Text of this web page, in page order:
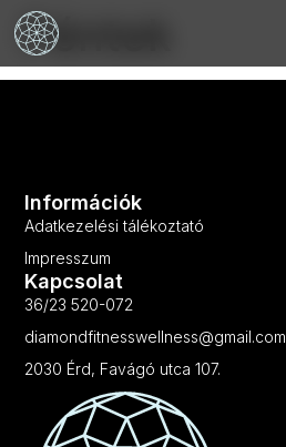
Péntek
Információk
Adatkezelési tálékoztató
Impresszum
Kapcsolat
36/23 520-072
diamondfitnesswellness@gmail.com
2030 Érd, Favágó utca 107.